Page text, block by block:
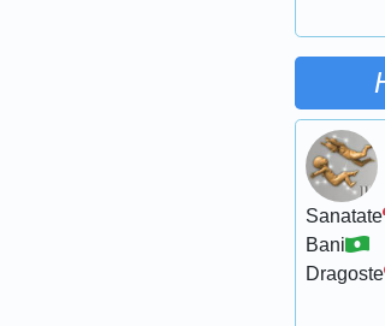
Sanatate
Bani
Dragoste